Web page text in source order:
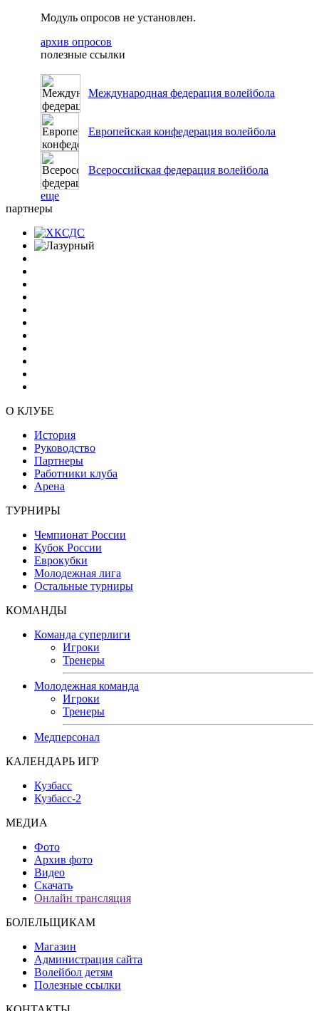
Модуль опросов не установлен.
архив опросов
полезные ссылки
Международная федерация волейбола
Европейская конфедерация волейбола
Всероссийская федерация волейбола
еще
партнеры
О КЛУБЕ
История
Руководство
Партнеры
Работники клуба
Арена
ТУРНИРЫ
Чемпионат России
Кубок России
Еврокубки
Молодежная лига
Остальные турниры
КОМАНДЫ
Команда суперлиги
Игроки
Тренеры
Молодежная команда
Игроки
Тренеры
Медперсонал
КАЛЕНДАРЬ ИГР
Кузбасс
Кузбасс-2
МЕДИА
Фото
Архив фото
Видео
Скачать
Онлайн трансляция
БОЛЕЛЬЩИКАМ
Магазин
Администрация сайта
Волейбол детям
Полезные ссылки